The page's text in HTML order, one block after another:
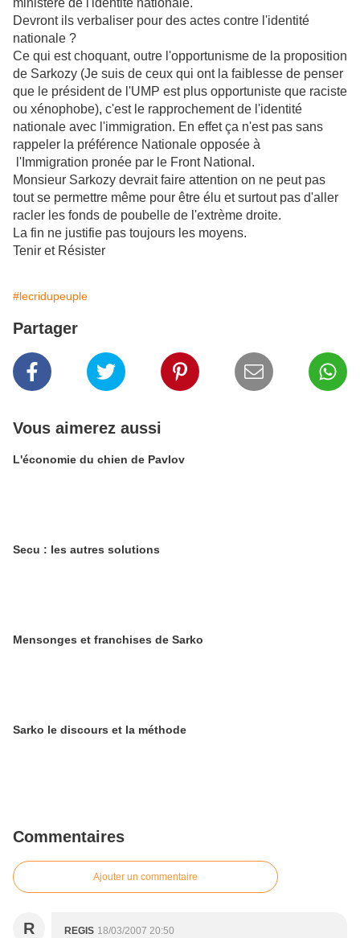
ministére de l'identité nationale.
Devront ils verbaliser pour des actes contre l'identité
nationale ?
Ce qui est choquant, outre l'opportunisme de la proposition
de Sarkozy (Je suis de ceux qui ont la faiblesse de penser
que le président de l'UMP est plus opportuniste que raciste
ou xénophobe), c'est le rapprochement de l'identité
nationale avec l'immigration. En effet ça n'est pas sans
rappeler la préférence Nationale opposée à
l'Immigration pronée par le Front National.
Monsieur Sarkozy devrait faire attention on ne peut pas
tout se permettre même pour être élu et surtout pas d'aller
racler les fonds de poubelle de l'extrème droite.
La fin ne justifie pas toujours les moyens.
Tenir et Résister
#lecridupeuple
Partager
Vous aimerez aussi
L'économie du chien de Pavlov
Secu : les autres solutions
Mensonges et franchises de Sarko
Sarko le discours et la méthode
Commentaires
Ajouter un commentaire
R REGIS 18/03/2007 20:50